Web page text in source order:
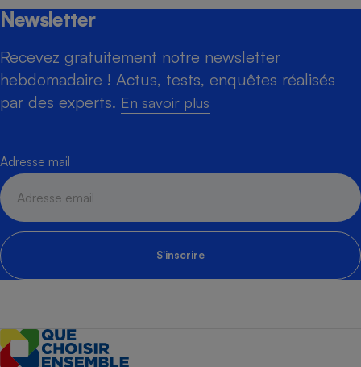
Newsletter
Recevez gratuitement notre newsletter
hebdomadaire ! Actus, tests, enquêtes réalisés
par des experts. En savoir plus
Adresse mail
S'inscrire